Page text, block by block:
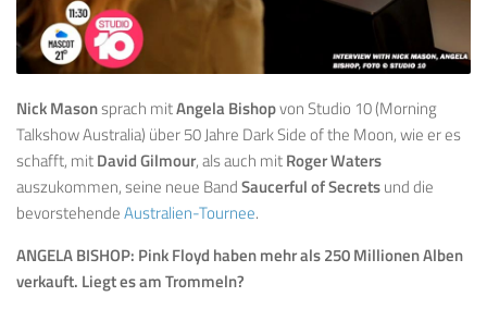
Nick Masonsprach mitAngela Bishopvon Studio 10 (Morning
Talkshow Australia) über 50 Jahre Dark Side of the Moon, wie er es
schafft, mitDavid Gilmour, als auch mitRoger Waters
auszukommen, seine neue BandSaucerful of Secretsund die
bevorstehendeAustralien-Tournee.
ANGELA BISHOP: Pink Floyd haben mehr als 250 Millionen Alben
verkauft. Liegt es am Trommeln?